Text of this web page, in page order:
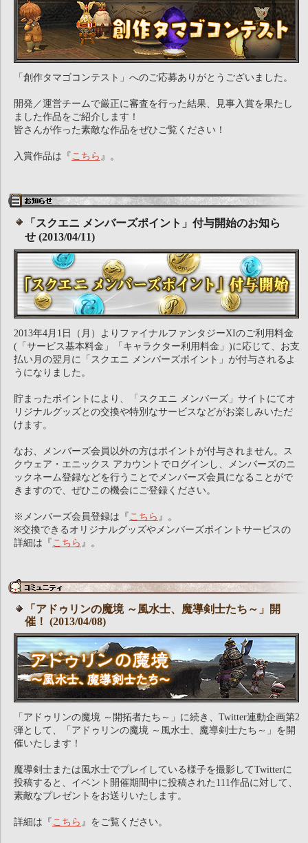
「創作タマゴコンテスト」へのご応募ありがとうございました。
開発／運営チームで厳正に審査を行った結果、見事入賞を果たし
ました作品をご紹介します！
皆さんが作った素敵な作品をぜひご覧ください！
入賞作品は『 こちら 』。
「スクエニ メンバーズポイント」付与開始のお知ら
せ (2013/04/11)
2013年4月1日（月）よりファイナルファンタジーXIのご利用料金
(「サービス基本料金」「キャラクター利用料金」)に応じて、お支
払い月の翌月に「スクエニ メンバーズポイント」が付与されるよ
うになりました。
貯まったポイントにより、「スクエニ メンバーズ」サイトにてオ
リジナルグッズとの交換や特別なサービスなどがお楽しみいただ
けます。
なお、メンバーズ会員以外の方はポイントが付与されません。ス
クウェア・エニックス アカウントでログインし、メンバーズのニ
ックネーム登録などを行うことでメンバーズ会員になることがで
きますので、ぜひこの機会にご登録ください。
※メンバーズ会員登録は『 こちら 』。
※交換できるオリジナルグッズやメンバーズポイントサービスの
詳細は『 こちら 』。
「アドゥリンの魔境 ～風水士、魔導剣士たち～」開
催！ (2013/04/08)
「アドゥリンの魔境 ～開拓者たち～」に続き、Twitter連動企画第2
弾として、「アドゥリンの魔境 ～風水士、魔導剣士たち～」を開
催いたします！
魔導剣士または風水士でプレイしている様子を撮影してTwitterに
投稿すると、イベント開催期間中に投稿された111作品に対して、
素敵なプレゼントをお送りいたします。
詳細は『 こちら 』をご覧ください。